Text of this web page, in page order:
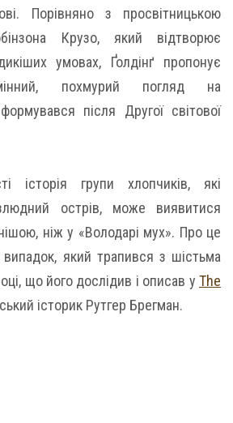
Порівняно з просвітницькою
Крузо, який відтворює
умовах, Ґолдінґ пропонує
похмурий погляд на
після Другої світової
історія групи хлопчиків, які
острів, може виявитися
ніж у «Володарі мух». Про це
випадок, який трапився з шістьма
що його дослідив і описав у The
історик Рутгер Брегман.